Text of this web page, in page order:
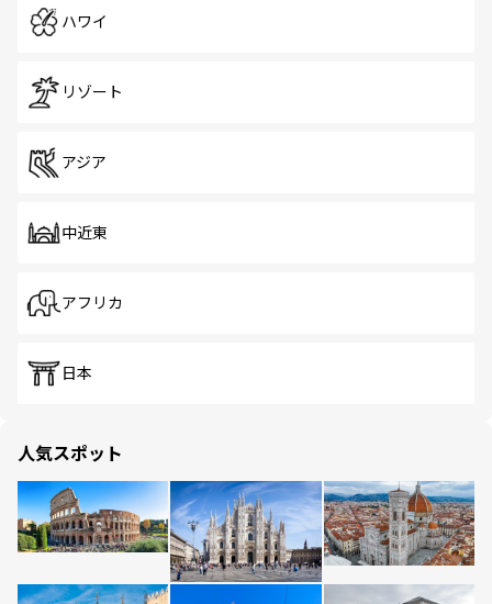
ハワイ
リゾート
アジア
中近東
アフリカ
日本
人気スポット